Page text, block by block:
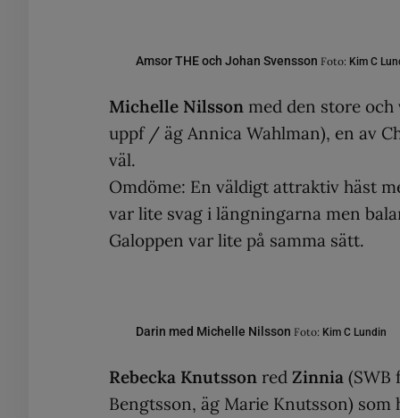
Amsor THE och Johan Svensson Foto: Kim C
Michelle Nilsson med den store och
uppf / äg Annica Wahlman), en av
väl.
Omdöme: En väldigt attraktiv häst
var lite svag i längningarna men
Galoppen var lite på samma sätt.
Darin med Michelle Nilsson Foto: Kim C Lundin
Rebecka Knutsson red Zinnia (SWB
Bengtsson, äg Marie Knutsson)